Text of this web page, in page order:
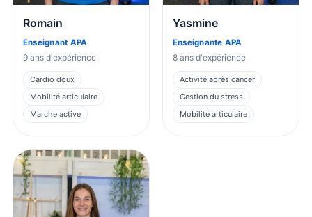
Romain
Enseignant APA
9 ans d'expérience
Cardio doux
Mobilité articulaire
Marche active
Yasmine
Enseignante APA
8 ans d'expérience
Activité après cancer
Gestion du stress
Mobilité articulaire